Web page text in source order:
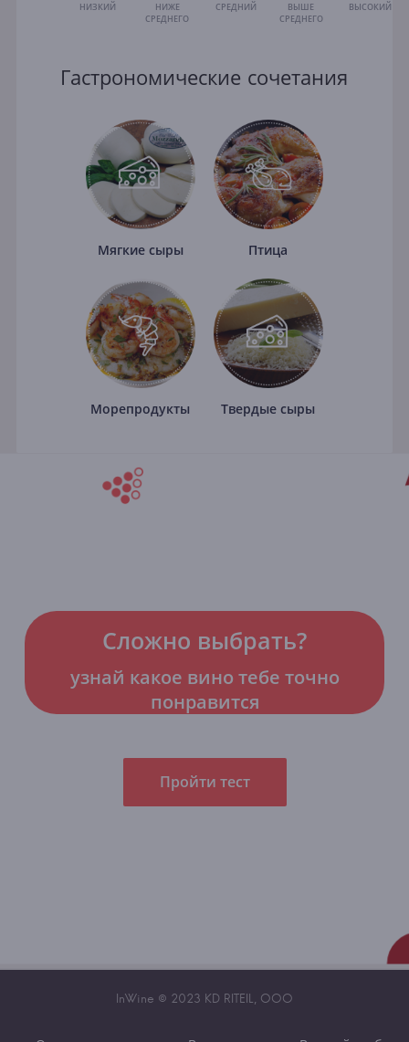
НИЗКИЙ
НИЖЕ
СРЕДНЕГО
СРЕДНИЙ
ВЫШЕ
СРЕДНЕГО
ВЫСОКИЙ
Гастрономические сочетания
Мягкие сыры Птица
Морепродукты Твердые сыры
Сложно выбрать?
узнай какое вино тебе точно
понравится
Пройти тест
InWine © 2023 KD RITEIL, OOO